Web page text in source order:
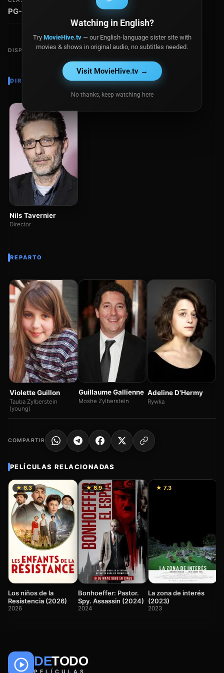
crisis.
PG-13
DISPONIBLE EN
DIRECTOR
Nils Tavernier
Director
REPARTO
Violette Guillon
Tauba Zylberstein
(young)
Guillaume Gallienne
Moshe Zylberstein
Adeline D'Hermy
Rywka
COMPARTIR
PELÍCULAS RELACIONADAS
★ 6.3
Los niños de la
Resistencia (2026)
2026
★ 6.9
Bonhoeffer: Pastor.
Spy. Assassin (2024)
2024
★ 7.3
La zona de interés
(2023)
2023
DETODO
Watching in English?
Try MovieHive.tv— our English-language sister site with
movies & shows in original audio, no subtitles needed.
Visit MovieHive.tv →
No thanks, keep watching here
🎬
Películas